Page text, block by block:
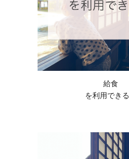
給食
を利用できる